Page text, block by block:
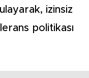
izinsiz
politikası